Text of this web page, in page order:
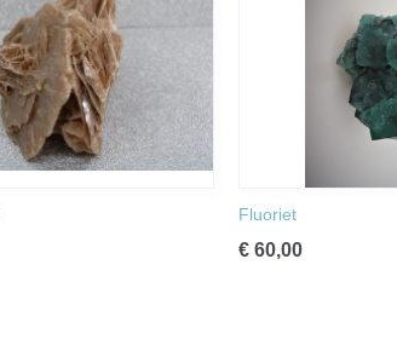
Fluoriet
€ 60,00